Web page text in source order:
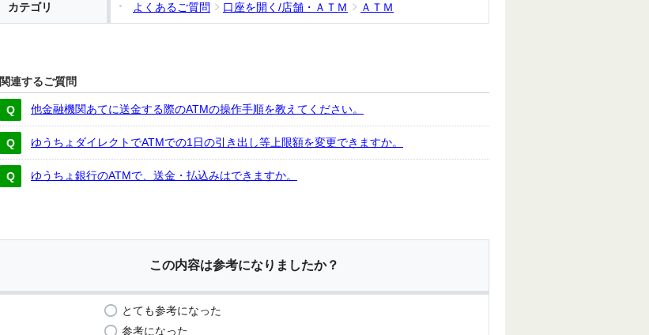
カテゴリ よくあるご質問 口座を開く/店舗・ＡＴＭ ＡＴＭ
関連するご質問
他金融機関あてに送金する際のATMの操作手順を教えてください。
ゆうちょダイレクトでATMでの1日の引き出し等上限額を変更できますか。
ゆうちょ銀行のATMで、送金・払込みはできますか。
この内容は参考になりましたか？
とても参考になった
参考になった